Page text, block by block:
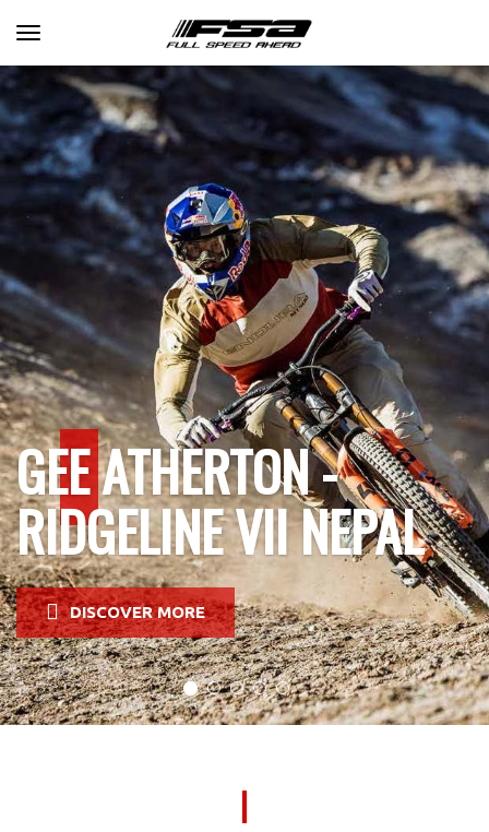
Toggle navigation
GEE ATHERTON -
RIDGELINE VII NEPAL
DISCOVER MORE